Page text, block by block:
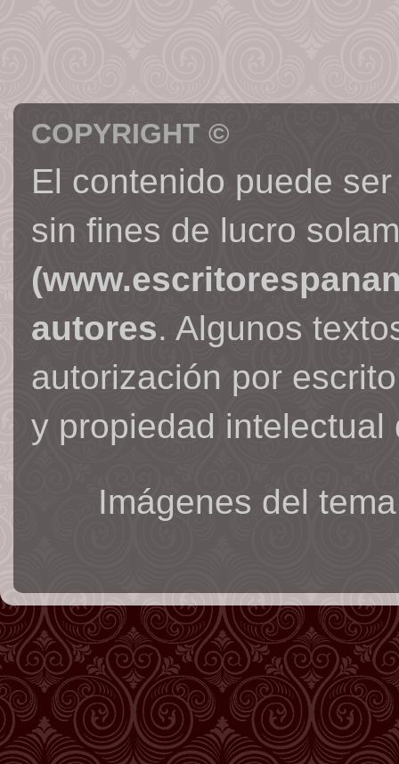
COPYRIGHT ©
El contenido puede
sin fines de lucro
autores. Algunos
autorización por
y propiedad intelectual
Imágenes del